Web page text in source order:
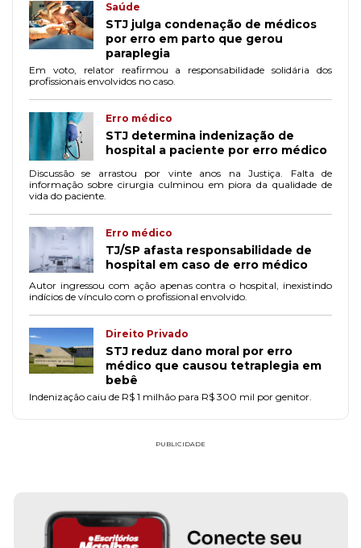
Saúde
STJ julga condenação de médicos
por erro em parto que gerou
paraplegia
Em voto, relator reafirmou a responsabilidade solidária dos
profissionais envolvidos no caso.
Erro médico
STJ determina indenização de
hospital a paciente por erro médico
Discussão se arrastou por vinte anos na Justiça. Falta de
informação sobre cirurgia culminou em piora da qualidade de
vida do paciente.
Erro médico
TJ/SP afasta responsabilidade de
hospital em caso de erro médico
Autor ingressou com ação apenas contra o hospital, inexistindo
indícios de vínculo com o profissional envolvido.
Direito Privado
STJ reduz dano moral por erro
médico que causou tetraplegia em
bebê
Indenização caiu de R$ 1 milhão para R$ 300 mil por genitor.
PUBLICIDADE